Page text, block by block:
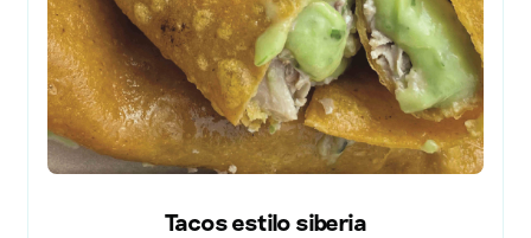
Tacos estilo siberia